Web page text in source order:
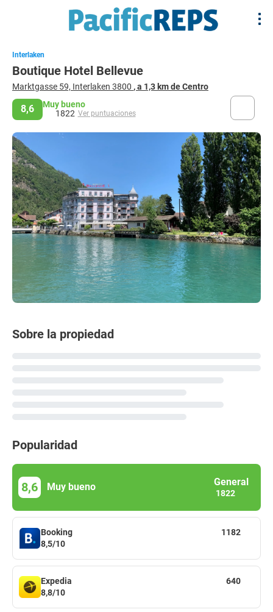
Interlaken
Boutique Hotel Bellevue
Marktgasse 59, Interlaken 3800 , a 1,3 km de Centro
8,6
Muy bueno
1822 Ver puntuaciones
Sobre la propiedad
Popularidad
8,6 Muy bueno General
1822
Booking
8,5/10
1182
Expedia
8,8/10
640